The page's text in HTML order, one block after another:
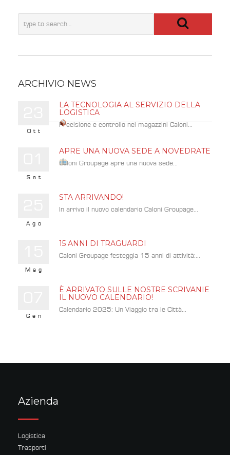
ARCHIVIO NEWS
Ott
LA TECNOLOGIA AL SERVIZIO DELLA
LOGISTICA
Precisione e controllo nei magazzini Caloni...
Set
APRE UNA NUOVA SEDE A NOVEDRATE
Caloni Groupage apre una nuova sede...
Ago
STA ARRIVANDO!
In arrivo il nuovo calendario Caloni Groupage...
Mag
15 ANNI DI TRAGUARDI
Caloni Groupage festeggia 15 anni di attività:...
Gen
È ARRIVATO SULLE NOSTRE SCRIVANIE
IL NUOVO CALENDARIO!
Calendario 2025: Un Viaggio tra le Città...
Azienda
Logistica
Trasporti